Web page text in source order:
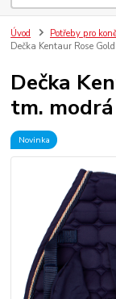
Úvod Potřeby pro
Dečka Kentaur Rose
Dečka
tm. modrá
Novinka